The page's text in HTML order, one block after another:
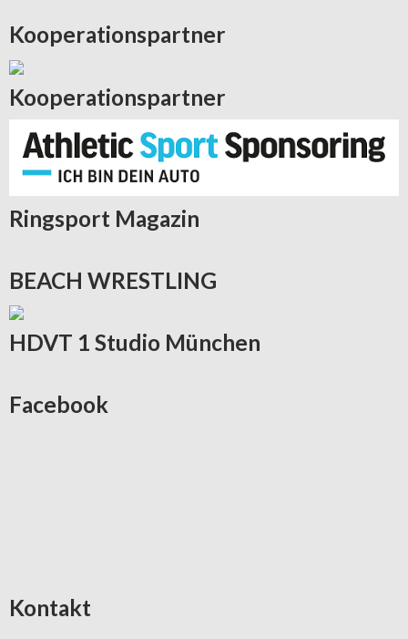
Kooperationspartner
Kooperationspartner
Ringsport Magazin
BEACH WRESTLING
HDVT 1 Studio München
Facebook
Kontakt